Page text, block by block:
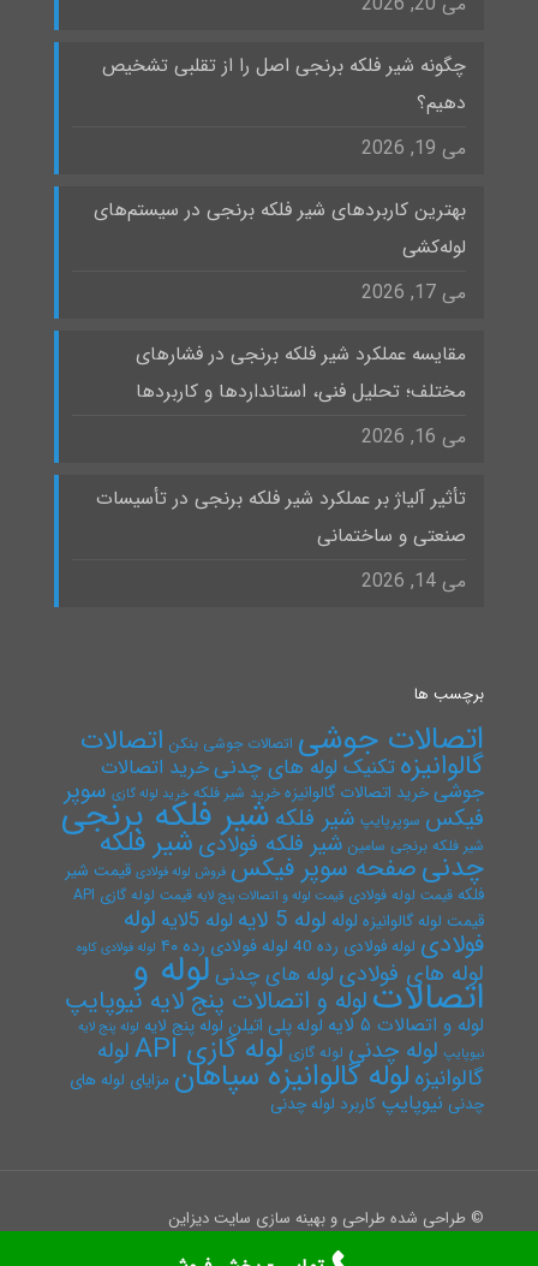
چگونه شیر فلکه برنجی اصل را از تقلبی تشخیص
دهیم؟
می 19, 2026
بهترین کاربردهای شیر فلکه برنجی در سیستم‌های
لوله‌کشی
می 17, 2026
مقایسه عملکرد شیر فلکه برنجی در فشارهای
مختلف؛ تحلیل فنی، استانداردها و کاربردها
می 16, 2026
تأثیر آلیاژ بر عملکرد شیر فلکه برنجی در تأسیسات
صنعتی و ساختمانی
می 14, 2026
برچسب ها
اتصالات جوشی اتصالات جوشی بنکن اتصالات
گالوانیزهتکنیک لوله های چدنیخرید اتصالات
جوشیخرید اتصالات گالوانیزه خرید شیر فلکه خرید لوله گازی سوپر
فیکس سوپرپایپ شیر فلکه شیر فلکه برنجی
شیر فلکه برنجی سامین شیر فلکه فولادی شیر فلکه
چدنیصفحه سوپر فیکس فروش لوله فولادی قیمت شیر
فلکه قیمت لوله فولادی قیمت لوله و اتصالات پنج لایه قیمت لوله گازی API
قیمت لوله گالوانیزه لوله لوله 5 لایه لوله 5لایه لوله
فولادی لوله فولادی رده 40 لوله فولادی رده ۴۰ لوله فولادی کاوه
لوله های فولادی لوله های چدنی لوله و اتصالاتلوله و اتصالات پنج لایه نیوپایپ
لوله و اتصالات ۵ لایه لوله پلی اتیلن لوله پنج لایه لوله پنج لایه
نیوپایپ لوله چدنی لوله گازی لوله گازی API لوله
گالوانیزه لوله گالوانیزه سپاهان مزایای لوله های
چدنی نیوپایپ کاربرد لوله چدنی
© طراحی شده طراحی و بهینه سازی سایت دیزاین